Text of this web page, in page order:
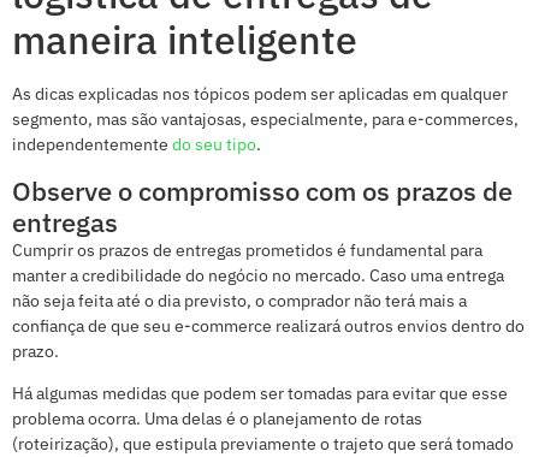
maneira inteligente
As dicas explicadas nos tópicos podem ser aplicadas em qualquer
segmento, mas são vantajosas, especialmente, para e-commerces,
independentemente do seu tipo.
Observe o compromisso com os prazos de
entregas
Cumprir os prazos de entregas prometidos é fundamental para
manter a credibilidade do negócio no mercado. Caso uma entrega
não seja feita até o dia previsto, o comprador não terá mais a
confiança de que seu e-commerce realizará outros envios dentro do
prazo.
Há algumas medidas que podem ser tomadas para evitar que esse
problema ocorra. Uma delas é o planejamento de rotas
(roteirização), que estipula previamente o trajeto que será tomado